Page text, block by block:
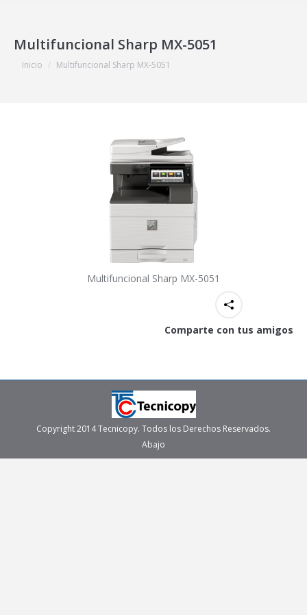
Multifuncional Sharp MX-5051
Estás aquí:
Inicio Multifuncional Sharp MX-5051
Multifuncional Sharp MX-5051
Comparte con tus amigos
Copyright 2014 Tecnicopy. Todos los Derechos Reservados.
Abajo